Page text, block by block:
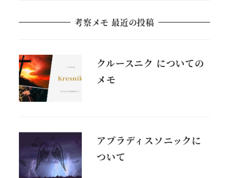
考察メモ 最近の投稿
クルースニク についての
メモ
アプラディスソニックに
ついて